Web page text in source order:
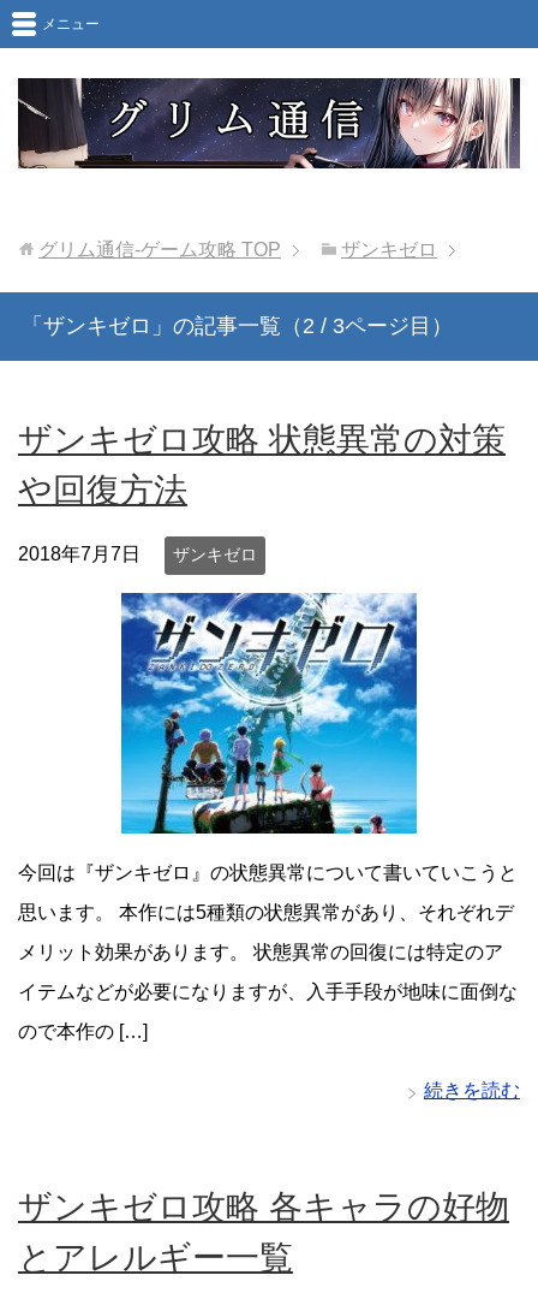
メニュー
グリム通信-ゲーム攻略 TOP ザンキゼロ
「ザンキゼロ」の記事一覧（2 / 3ページ目）
ザンキゼロ攻略 状態異常の対策
や回復方法
2018年7月7日 ザンキゼロ
今回は『ザンキゼロ』の状態異常について書いていこうと
思います。 本作には5種類の状態異常があり、それぞれデ
メリット効果があります。 状態異常の回復には特定のア
イテムなどが必要になりますが、入手手段が地味に面倒な
ので本作の […]
続きを読む
ザンキゼロ攻略 各キャラの好物
とアレルギー一覧